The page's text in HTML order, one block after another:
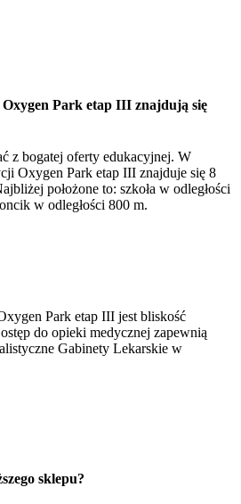
Park etap III znajdują się
z bogatej oferty edukacyjnej. W
Oxygen Park etap III znajduje się 8
położone to: szkoła w odległości
w odległości 800 m.
Park etap III jest bliskość
do opieki medycznej zapewnią
Gabinety Lekarskie w
sklepu?